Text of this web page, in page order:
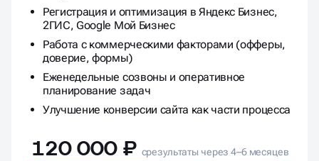
Регистрация и оптимизация в Яндекс Бизнес,
2ГИС, Google Мой Бизнес
Работа с коммерческими факторами (офферы,
доверие, формы)
Еженедельные созвоны и оперативное
планирование задач
Улучшение конверсии сайта как части процесса
120 000 ₽ срезультаты через 4–6 месяцев